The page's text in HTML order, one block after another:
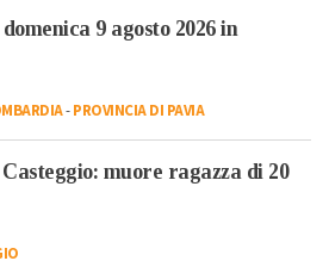
9 agosto 2026 in
-PROVINCIA DI PAVIA
muore ragazza di 20